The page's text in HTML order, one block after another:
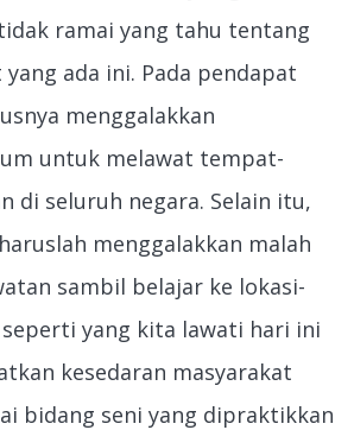
ramai yang tahu tentang
ada ini. Pada pendapat
menggalakkan
untuk melawat tempat-
di seluruh negara. Selain itu,
menggalakkan malah
sambil belajar ke lokasi-
seperti yang kita lawati hari ini
kesedaran masyarakat
bidang seni yang dipraktikkan